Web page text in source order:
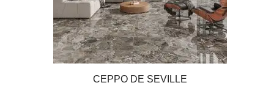
CEPPO DE SEVILLE